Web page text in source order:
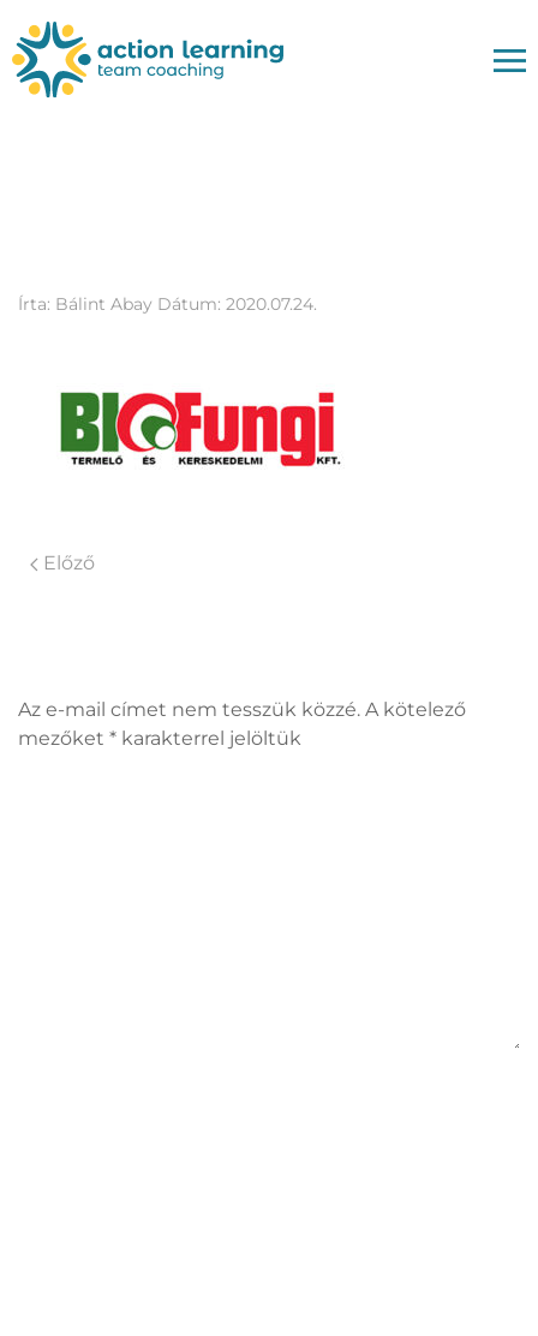
Írta: Bálint Abay Dátum: 2020.07.24.
Előző
Az e-mail címet nem tesszük közzé. A kötelező
mezőket * karakterrel jelöltük